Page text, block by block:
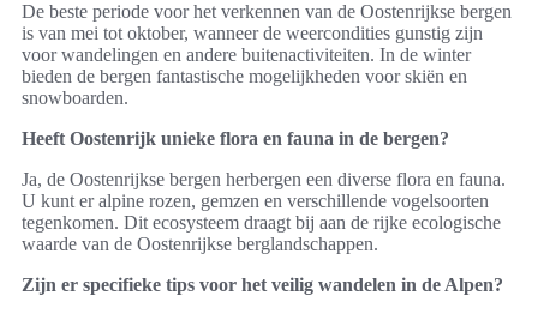
De beste periode voor het verkennen van de Oostenrijkse bergen
is van mei tot oktober, wanneer de weercondities gunstig zijn
voor wandelingen en andere buitenactiviteiten. In de winter
bieden de bergen fantastische mogelijkheden voor skiën en
snowboarden.
Heeft Oostenrijk unieke flora en fauna in de bergen?
Ja, de Oostenrijkse bergen herbergen een diverse flora en fauna.
U kunt er alpine rozen, gemzen en verschillende vogelsoorten
tegenkomen. Dit ecosysteem draagt bij aan de rijke ecologische
waarde van de Oostenrijkse berglandschappen.
Zijn er specifieke tips voor het veilig wandelen in de Alpen?